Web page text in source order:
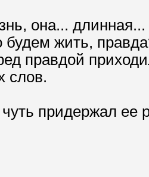
она... длинная...
будем жить,
правдой
слов.
придержал ее